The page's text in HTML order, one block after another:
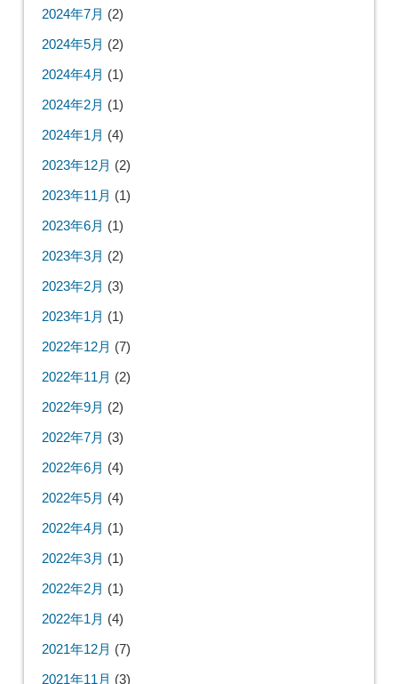
2024年7月 (2)
2024年5月 (2)
2024年4月 (1)
2024年2月 (1)
2024年1月 (4)
2023年12月 (2)
2023年11月 (1)
2023年6月 (1)
2023年3月 (2)
2023年2月 (3)
2023年1月 (1)
2022年12月 (7)
2022年11月 (2)
2022年9月 (2)
2022年7月 (3)
2022年6月 (4)
2022年5月 (4)
2022年4月 (1)
2022年3月 (1)
2022年2月 (1)
2022年1月 (4)
2021年12月 (7)
2021年11月 (3)